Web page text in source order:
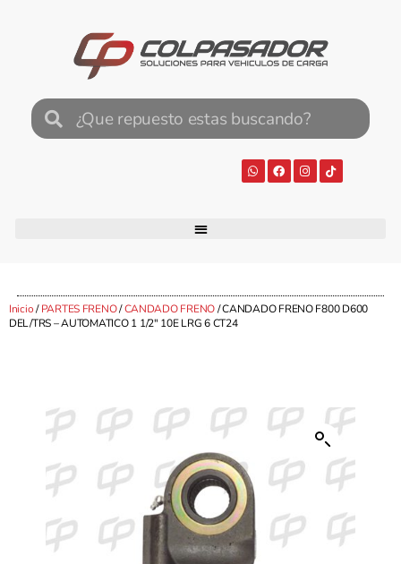
Inicio/PARTES FRENO/CANDADO FRENO/ CANDADO FRENO F800 D600
DEL/TRS – AUTOMATICO 1 1/2″ 10E LRG 6 CT24